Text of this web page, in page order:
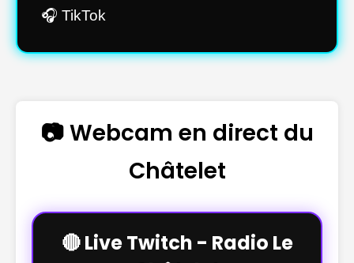
🎧 TikTok
📷 Webcam en direct du
Châtelet
🔴 Live Twitch - Radio Le